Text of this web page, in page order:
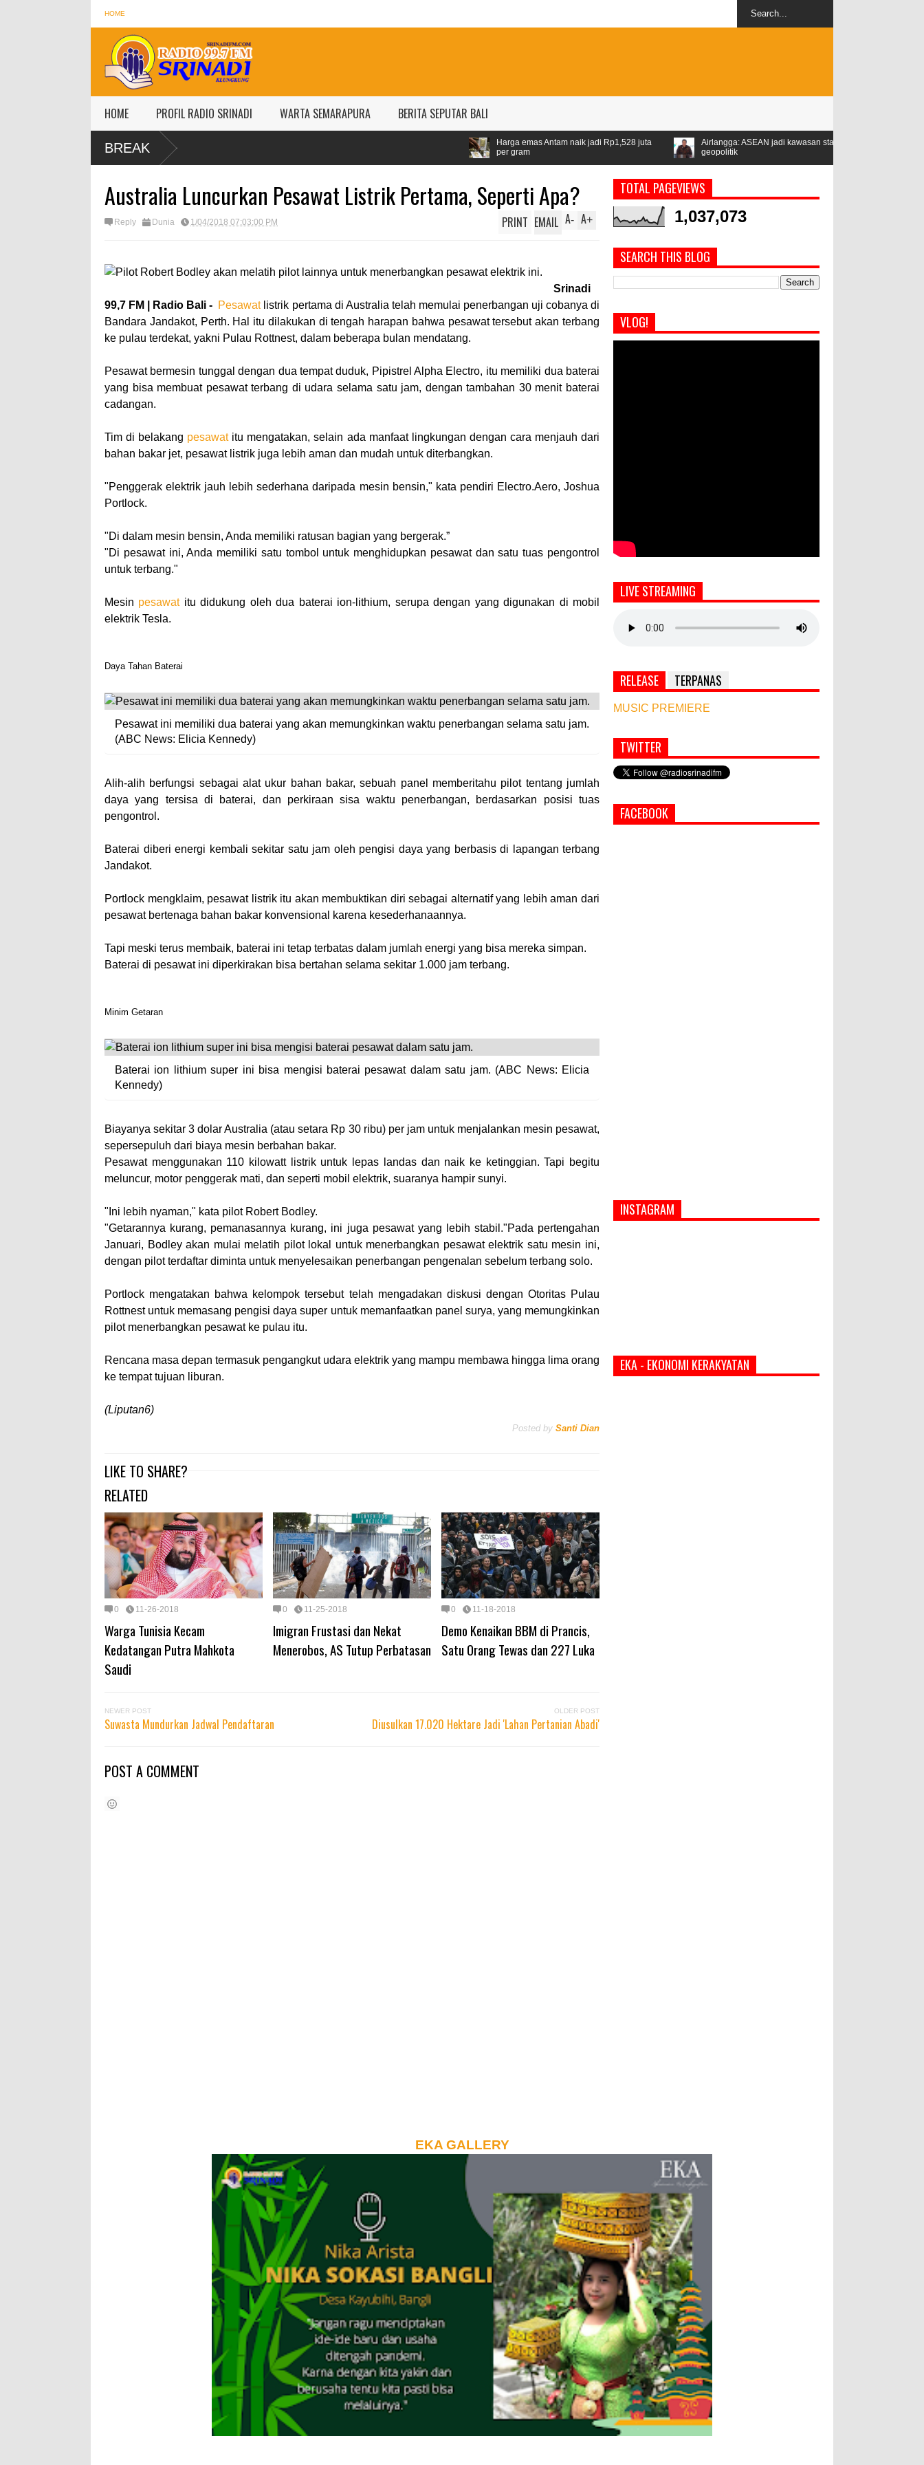
HOME
HOME PROFIL RADIO SRINADI WARTA SEMARAPURA BERITA SEPUTAR BALI
BREAK
Harga emas Antam naik jadi Rp1,528 juta
Airlangga: ASEAN jadi kawasan stabil di tengah ketegangan
Australia Luncurkan Pesawat Listrik Pertama, Seperti Apa?
Reply Dunia 1/04/2018 07:03:00 PM A+
A-
PRINT EMAIL
Srinadi
99,7 FM | Radio Bali - Pesawat listrik pertama di Australia telah memulai penerbangan uji cobanya di
Bandara Jandakot, Perth. Hal itu dilakukan di tengah harapan bahwa pesawat tersebut akan terbang
ke pulau terdekat, yakni Pulau Rottnest, dalam beberapa bulan mendatang.
Pesawat bermesin tunggal dengan dua tempat duduk, Pipistrel Alpha Electro, itu memiliki dua baterai
yang bisa membuat pesawat terbang di udara selama satu jam, dengan tambahan 30 menit baterai
cadangan.
Tim di belakang pesawatitu mengatakan, selain ada manfaat lingkungan dengan cara menjauh dari
bahan bakar jet, pesawat listrik juga lebih aman dan mudah untuk diterbangkan.
"Penggerak elektrik jauh lebih sederhana daripada mesin bensin," kata pendiri Electro.Aero, Joshua
Portlock.
"Di dalam mesin bensin, Anda memiliki ratusan bagian yang bergerak.”
"Di pesawat ini, Anda memiliki satu tombol untuk menghidupkan pesawat dan satu tuas pengontrol
untuk terbang."
Mesin pesawatitu didukung oleh dua baterai ion-lithium, serupa dengan yang digunakan di mobil
elektrik Tesla.
Daya Tahan Baterai
Pesawat ini memiliki dua baterai yang akan memungkinkan waktu penerbangan selama satu jam.
(ABC News: Elicia Kennedy)
Alih-alih berfungsi sebagai alat ukur bahan bakar, sebuah panel memberitahu pilot tentang jumlah
daya yang tersisa di baterai, dan perkiraan sisa waktu penerbangan, berdasarkan posisi tuas
pengontrol.
Baterai diberi energi kembali sekitar satu jam oleh pengisi daya yang berbasis di lapangan terbang
Jandakot.
Portlock mengklaim, pesawat listrik itu akan membuktikan diri sebagai alternatif yang lebih aman dari
pesawat bertenaga bahan bakar konvensional karena kesederhanaannya.
Tapi meski terus membaik, baterai ini tetap terbatas dalam jumlah energi yang bisa mereka simpan.
Baterai di pesawat ini diperkirakan bisa bertahan selama sekitar 1.000 jam terbang.
Minim Getaran
Baterai ion lithium super ini bisa mengisi baterai pesawat dalam satu jam. (ABC News: Elicia
Kennedy)
Biayanya sekitar 3 dolar Australia (atau setara Rp 30 ribu) per jam untuk menjalankan mesin pesawat,
sepersepuluh dari biaya mesin berbahan bakar.
Pesawat menggunakan 110 kilowatt listrik untuk lepas landas dan naik ke ketinggian. Tapi begitu
meluncur, motor penggerak mati, dan seperti mobil elektrik, suaranya hampir sunyi.
"Ini lebih nyaman," kata pilot Robert Bodley.
"Getarannya kurang, pemanasannya kurang, ini juga pesawat yang lebih stabil."Pada pertengahan
Januari, Bodley akan mulai melatih pilot lokal untuk menerbangkan pesawat elektrik satu mesin ini,
dengan pilot terdaftar diminta untuk menyelesaikan penerbangan pengenalan sebelum terbang solo.
Portlock mengatakan bahwa kelompok tersebut telah mengadakan diskusi dengan Otoritas Pulau
Rottnest untuk memasang pengisi daya super untuk memanfaatkan panel surya, yang memungkinkan
pilot menerbangkan pesawat ke pulau itu.
Rencana masa depan termasuk pengangkut udara elektrik yang mampu membawa hingga lima orang
ke tempat tujuan liburan.
(Liputan6)
Posted by Santi Dian
LIKE TO SHARE?
RELATED
0 11-26-2018
Warga Tunisia Kecam
Kedatangan Putra Mahkota
Saudi
0 11-25-2018
Imigran Frustasi dan Nekat
Menerobos, AS Tutup Perbatasan
0 11-18-2018
Demo Kenaikan BBM di Prancis,
Satu Orang Tewas dan 227 Luka
NEWER POST
Suwasta Mundurkan Jadwal Pendaftaran
OLDER POST
Diusulkan 17.020 Hektare Jadi 'Lahan Pertanian Abadi'
POST A COMMENT
TOTAL PAGEVIEWS
1,037,073
SEARCH THIS BLOG
VLOG!
LIVE STREAMING
RELEASE TERPANAS
MUSIC PREMIERE
Simbol Persahabatan, RI Bangun Islamic Centre
di Afghanistan
Sustainability dan Kemanusiaan
TWITTER
FACEBOOK
INSTAGRAM
EKA - EKONOMI KERAKYATAN
EKA GALLERY